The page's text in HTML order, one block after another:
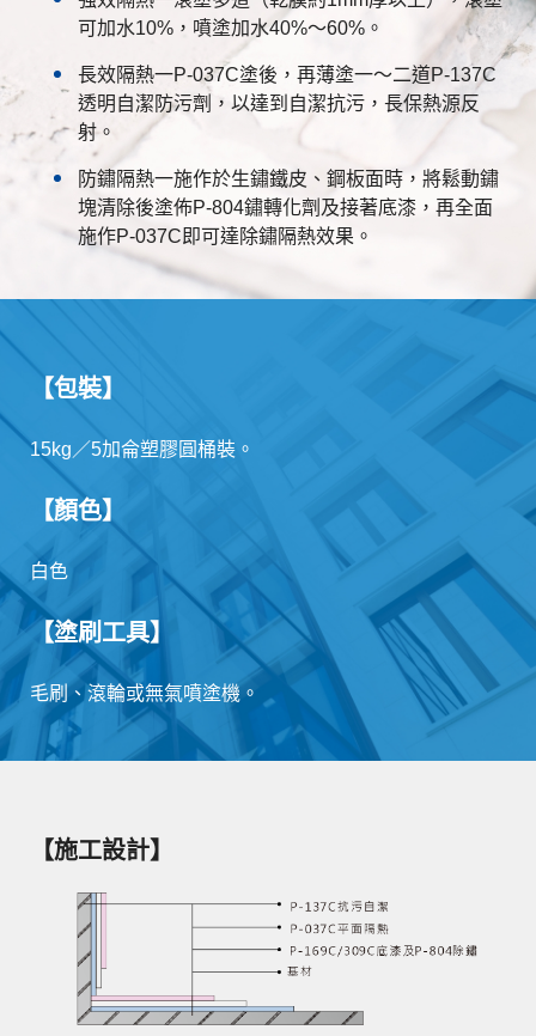
可加水10%，噴塗加水40%～60%。
長效隔熱一P-037C塗後，再薄塗一～二道P-137C
透明自潔防污劑，以達到自潔抗污，長保熱源反
射。
防鏽隔熱一施作於生鏽鐵皮、鋼板面時，將鬆動鏽
塊清除後塗佈P-804鏽轉化劑及接著底漆，再全面
施作P-037C即可達除鏽隔熱效果。
【包裝】
15kg／5加侖塑膠圓桶裝。
【顏色】
白色
【塗刷工具】
毛刷、滾輪或無氣噴塗機。
【施工設計】